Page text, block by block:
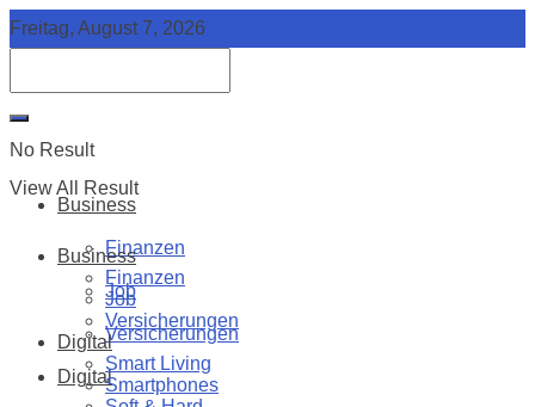
Freitag, August 7, 2026
No Result
View All Result
Business
Finanzen
Job
Versicherungen
Digital
Business
Finanzen
Job
Versicherungen
Digital
Smart Living
Smartphones